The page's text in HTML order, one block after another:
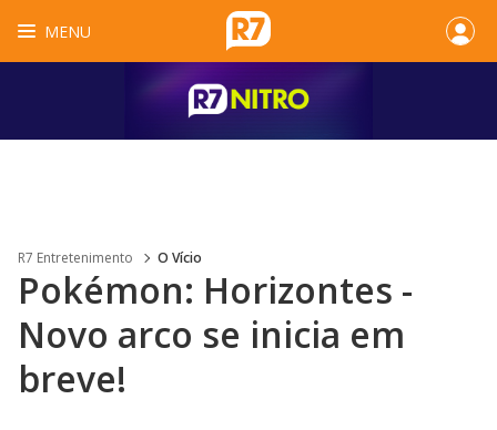
MENU
R7 Entretenimento O Vício
Pokémon: Horizontes -
Novo arco se inicia em
breve!